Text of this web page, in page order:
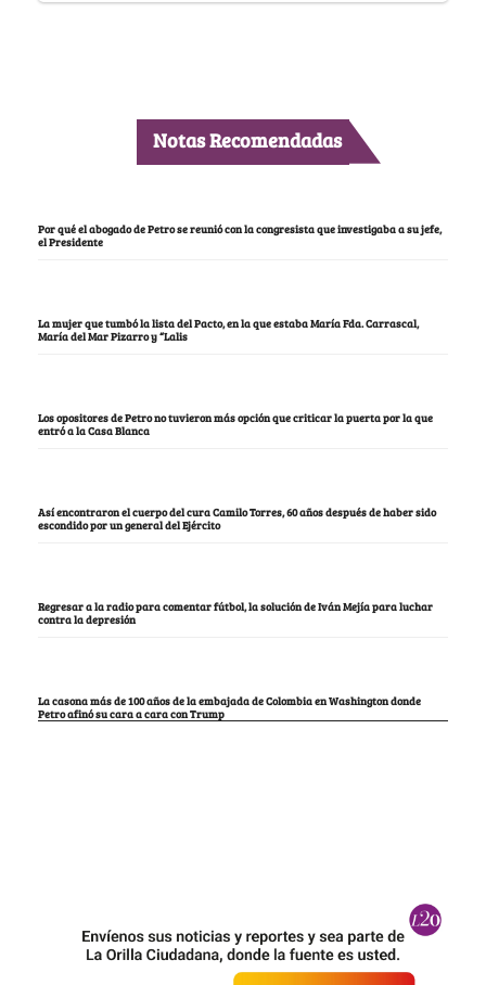
Notas Recomendadas
Por qué el abogado de Petro se reunió con la congresista que investigaba a su jefe,
el Presidente
La mujer que tumbó la lista del Pacto, en la que estaba María Fda. Carrascal,
María del Mar Pizarro y “Lalis
Los opositores de Petro no tuvieron más opción que criticar la puerta por la que
entró a la Casa Blanca
Así encontraron el cuerpo del cura Camilo Torres, 60 años después de haber sido
escondido por un general del Ejército
Regresar a la radio para comentar fútbol, la solución de Iván Mejía para luchar
contra la depresión
La casona más de 100 años de la embajada de Colombia en Washington donde
Petro afinó su cara a cara con Trump